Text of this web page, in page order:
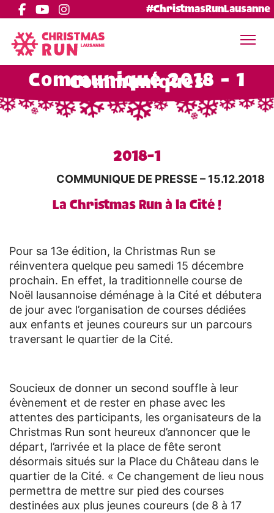
#ChristmasRunLausanne
Communiqués
Communiqué 2018 - 1
2018-1
COMMUNIQUE DE PRESSE – 15.12.2018
La Christmas Run à la Cité !
Pour sa 13e édition, la Christmas Run se
réinventera quelque peu samedi 15 décembre
prochain. En effet, la traditionnelle course de
Noël lausannoise déménage à la Cité et débutera
de jour avec l’organisation de courses dédiées
aux enfants et jeunes coureurs sur un parcours
traversant le quartier de la Cité.
Soucieux de donner un second souffle à leur
évènement et de rester en phase avec les
attentes des participants, les organisateurs de la
Christmas Run sont heureux d’annoncer que le
départ, l’arrivée et la place de fête seront
désormais situés sur la Place du Château dans le
quartier de la Cité. « Ce changement de lieu nous
permettra de mettre sur pied des courses
destinées aux plus jeunes coureurs (de 8 à 17